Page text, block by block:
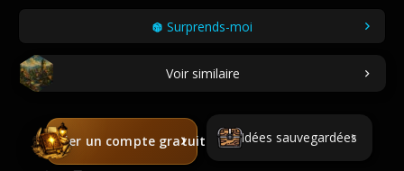
Surprends-moi
Voir similaire
Créer un compte gratuit Idées sauvegardées